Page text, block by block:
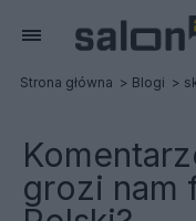
Strona główna Blogi
grozi nam